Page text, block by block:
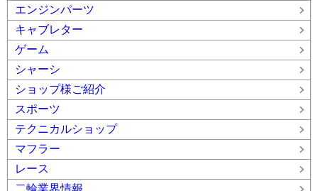
エンジンパーツ
キャブレター
ゲーム
シャーシ
ショップ様ご紹介
スポーツ
テクニカルショップ
マフラー
レース